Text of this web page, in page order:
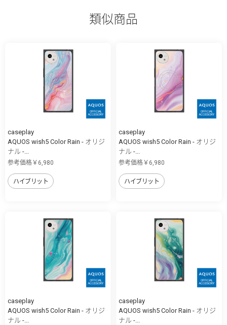
類似商品
caseplay
AQUOS wish5 Color Rain - オリジ
ナル -...
参考価格￥6,980
ハイブリット
caseplay
AQUOS wish5 Color Rain - オリジ
ナル -...
参考価格￥6,980
ハイブリット
caseplay
AQUOS wish5 Color Rain - オリジ
ナル -...
caseplay
AQUOS wish5 Color Rain - オリジ
ナル -...